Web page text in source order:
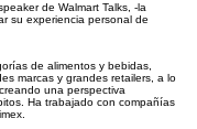
de Walmart Talks, -la
su experiencia personal de
de alimentos y bebidas,
marcas y grandes retailers, a lo
una perspectiva
Ha trabajado con compañías